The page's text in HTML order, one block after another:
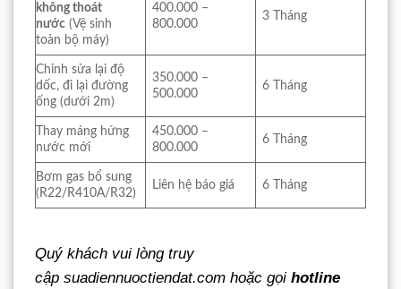
không thoát
nước (Vệ sinh
toàn bộ máy)
400.000 –
800.000
3 Tháng
Chỉnh sửa lại độ
dốc, đi lại đường
ống (dưới 2m)
350.000 –
500.000
6 Tháng
Thay máng hứng
nước mới
450.000 –
800.000
6 Tháng
Bơm gas bổ sung
(R22/R410A/R32)
Liên hệ báo giá 6 Tháng
Quý khách vui lòng truy
cập suadiennuoctiendat.com hoặc gọi hotline